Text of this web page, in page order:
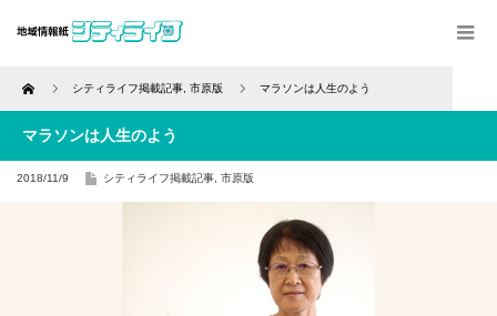
Home シティライフ掲載記事 市原版 マラソンは人生のよう
マラソンは人生のよう
2018/11/9 シティライフ掲載記事 市原版